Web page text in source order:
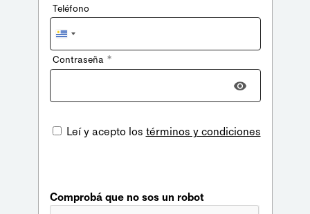
Teléfono
Uruguay
+598
Contraseña *
Leí y acepto los términos y condiciones
Comprobá que no sos un robot